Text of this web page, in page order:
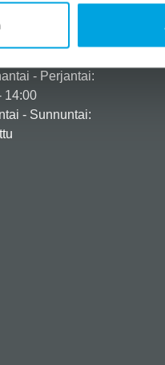
120 6627
- Perjantai:
14:00
- Sunnuntai: